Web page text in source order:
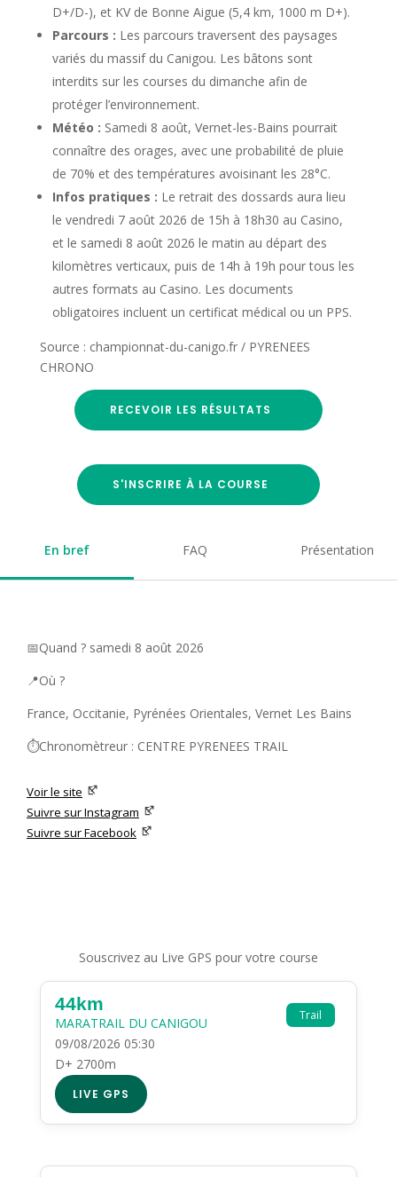
D+/D-), et KV de Bonne Aigue (5,4 km, 1000 m D+).
Parcours : Les parcours traversent des paysages
variés du massif du Canigou. Les bâtons sont
interdits sur les courses du dimanche afin de
protéger l’environnement.
Météo : Samedi 8 août, Vernet-les-Bains pourrait
connaître des orages, avec une probabilité de pluie
de 70% et des températures avoisinant les 28°C.
Infos pratiques : Le retrait des dossards aura lieu
le vendredi 7 août 2026 de 15h à 18h30 au Casino,
et le samedi 8 août 2026 le matin au départ des
kilomètres verticaux, puis de 14h à 19h pour tous les
autres formats au Casino. Les documents
obligatoires incluent un certificat médical ou un PPS.
Source : championnat-du-canigo.fr / PYRENEES
CHRONO
RECEVOIR LES RÉSULTATS
S'INSCRIRE À LA COURSE
En bref FAQ Présentation
📅Quand ? samedi 8 août 2026
📍Où ?
France, Occitanie, Pyrénées Orientales, Vernet Les Bains
⏱️Chronomètreur : CENTRE PYRENEES TRAIL
Voir le site
Suivre sur Instagram
Suivre sur Facebook
Souscrivez au Live GPS pour votre course
Trail
44km
MARATRAIL DU CANIGOU
09/08/2026 05:30
D+ 2700m
LIVE GPS